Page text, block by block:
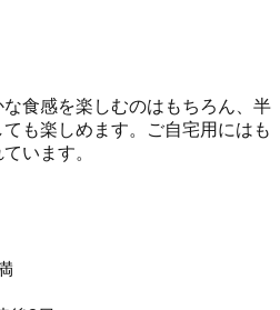
食感を楽しむのはもちろん、半
も楽しめます。ご自宅用にはも
います。